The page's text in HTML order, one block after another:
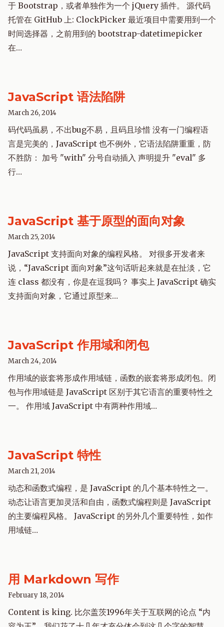
于 Bootstrap，或者单独作为一个 jQuery 插件。 源代码
托管在 GitHub 上: ClockPicker 最近项目中需要用到一个
时间选择器，之前用到的 bootstrap-datetimepicker
在…
JavaScript 语法陷阱
March 26, 2014
码代码虽易，不出bug不易，且码且珍惜 没有一门编程语
言是完美的，JavaScript 也不例外，它语法陷阱重重，防
不胜防： 加号 "with" 分号自动插入 声明提升 "eval" 多
行…
JavaScript 基于原型的面向对象
March 25, 2014
JavaScript 支持面向对象的编程风格。 对很多开发者来
说，“JavaScript 面向对象”这句话听起来就是在扯淡，它
连 class 都没有，你是在逗我吗？ 事实上 JavaScript 确实
支持面向对象，它通过原型来…
JavaScript 作用域和闭包
March 24, 2014
作用域的嵌套将形成作用域链，函数的嵌套将形成闭包。闭
包与作用域链是 JavaScript 区别于其它语言的重要特性之
一。 作用域 JavaScript 中有两种作用域…
JavaScript 特性
March 21, 2014
动态和函数式编程，是 JavaScript 的几个基本特性之一。
动态让语言更加灵活和自由，函数式编程则是 JavaScript
的主要编程风格。 JavaScript 的另外几个重要特性，如作
用域链…
用 Markdown 写作
February 18, 2014
Content is king. 比尔盖茨1996年关于互联网的论点 “内